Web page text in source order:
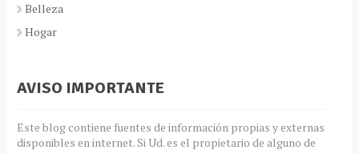
Belleza
Hogar
AVISO IMPORTANTE
Este blog contiene fuentes de información propias y externas
disponibles en internet. Si Ud. es el propietario de alguno de